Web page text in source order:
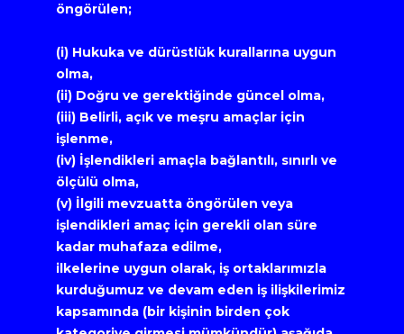
öngörülen;
(i) Hukuka ve dürüstlük kurallarına uygun
olma,
(ii) Doğru ve gerektiğinde güncel olma,
(iii) Belirli, açık ve meşru amaçlar için
işlenme,
(iv) İşlendikleri amaçla bağlantılı, sınırlı ve
ölçülü olma,
(v) İlgili mevzuatta öngörülen veya
işlendikleri amaç için gerekli olan süre
kadar muhafaza edilme,
ilkelerine uygun olarak, iş ortaklarımızla
kurduğumuz ve devam eden iş ilişkilerimiz
kapsamında (bir kişinin birden çok